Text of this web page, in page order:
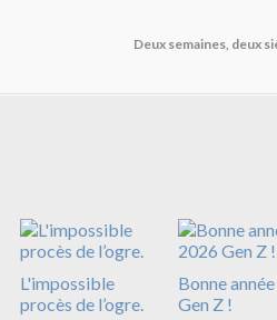
Deux semaines, deux
L'impossible
procès de l’ogre.
Bonne
Gen Z !